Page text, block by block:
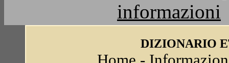
informazioni
DIZIONARIO